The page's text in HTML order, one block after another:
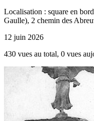
Localisation : square en
Gaulle), 2 chemin des
12 juin 2026
430 vues au total, 0 vues